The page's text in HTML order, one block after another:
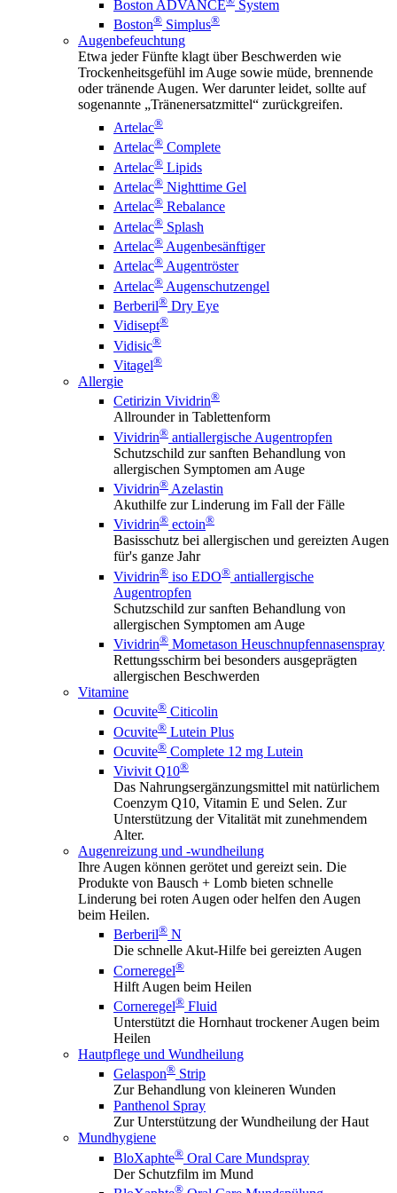
Boston ADVANCE
System
Boston® Simplus®
Augenbefeuchtung
Etwa jeder Fünfte klagt über Beschwerden wie
Trockenheitsgefühl im Auge sowie müde, brennende
oder tränende Augen. Wer darunter leidet, sollte auf
sogenannte „Tränenersatzmittel“ zurückgreifen.
Artelac®
Artelac® Complete
Artelac® Lipids
Artelac® Nighttime Gel
Artelac® Rebalance
Artelac® Splash
Artelac® Augenbesänftiger
Artelac® Augentröster
Artelac® Augenschutzengel
Berberil® Dry Eye
Vidisept®
Vidisic®
Vitagel®
Allergie
Cetirizin Vividrin®
Allrounder in Tablettenform
Vividrin® antiallergische Augentropfen
Schutzschild zur sanften Behandlung von
allergischen Symptomen am Auge
Vividrin® Azelastin
Akuthilfe zur Linderung im Fall der Fälle
Vividrin® ectoin®
Basisschutz bei allergischen und gereizten Augen
für's ganze Jahr
Vividrin® iso EDO® antiallergische
Augentropfen
Schutzschild zur sanften Behandlung von
allergischen Symptomen am Auge
Vividrin® Mometason Heuschnupfennasenspray
Rettungsschirm bei besonders ausgeprägten
allergischen Beschwerden
Vitamine
Ocuvite® Citicolin
Ocuvite® Lutein Plus
Ocuvite® Complete 12 mg Lutein
Vivivit Q10®
Das Nahrungsergänzungsmittel mit natürlichem
Coenzym Q10, Vitamin E und Selen. Zur
Unterstützung der Vitalität mit zunehmendem
Alter.
Augenreizung und -wundheilung
Ihre Augen können gerötet und gereizt sein. Die
Produkte von Bausch + Lomb bieten schnelle
Linderung bei roten Augen oder helfen den Augen
beim Heilen.
Berberil® N
Die schnelle Akut-Hilfe bei gereizten Augen
Corneregel®
Hilft Augen beim Heilen
Corneregel® Fluid
Unterstützt die Hornhaut trockener Augen beim
Heilen
Hautpflege und Wundheilung
Gelaspon® Strip
Zur Behandlung von kleineren Wunden
Panthenol Spray
Zur Unterstützung der Wundheilung der Haut
Mundhygiene
BloXaphte® Oral Care Mundspray
Der Schutzfilm im Mund
®